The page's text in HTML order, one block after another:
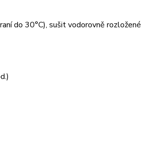
do 30°C), sušit vodorovně rozložené